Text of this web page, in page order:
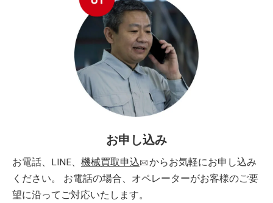
お申し込み
お電話、LINE、 機械買取申込
からお気軽にお申し込み
ください。 お電話の場合、オペレーターがお客様のご要
望に沿ってご対応いたします。